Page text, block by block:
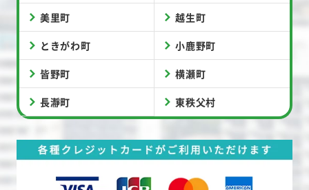
美里町 越生町
ときがわ町 小鹿野町
皆野町 横瀬町
長瀞町 東秩父村